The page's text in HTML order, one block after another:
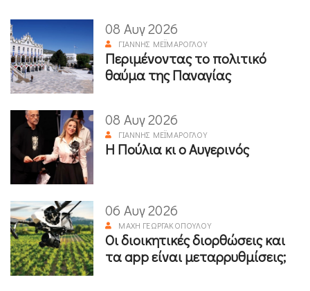
08 Αυγ 2026
ΓΙΆΝΝΗΣ ΜΕΪΜΆΡΟΓΛΟΥ
Περιμένοντας το πολιτικό
θαύμα της Παναγίας
08 Αυγ 2026
ΓΙΆΝΝΗΣ ΜΕΪΜΆΡΟΓΛΟΥ
Η Πούλια κι ο Αυγερινός
06 Αυγ 2026
ΜΆΧΗ ΓΕΩΡΓΑΚΟΠΟΎΛΟΥ
Οι διοικητικές διορθώσεις και
τα app είναι μεταρρυθμίσεις;